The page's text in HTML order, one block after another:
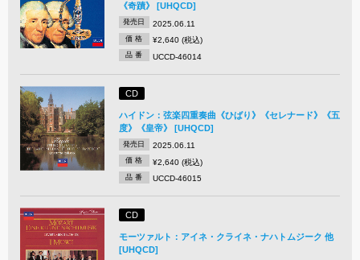
《奇蹟》 [UHQCD]
発売日 2025.06.11
価 格 ¥2,640 (税込)
品 番 UCCD-46014
CD
ハイドン：弦楽四重奏曲《ひばり》《セレナード》《五
度》《皇帝》 [UHQCD]
発売日 2025.06.11
価 格 ¥2,640 (税込)
品 番 UCCD-46015
CD
モーツァルト：アイネ・クライネ・ナハトムジーク 他
[UHQCD]